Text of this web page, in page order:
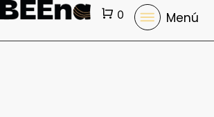
Cart
0 Menú